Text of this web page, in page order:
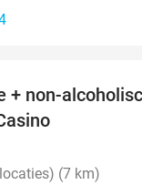
+ non-
(7 km)